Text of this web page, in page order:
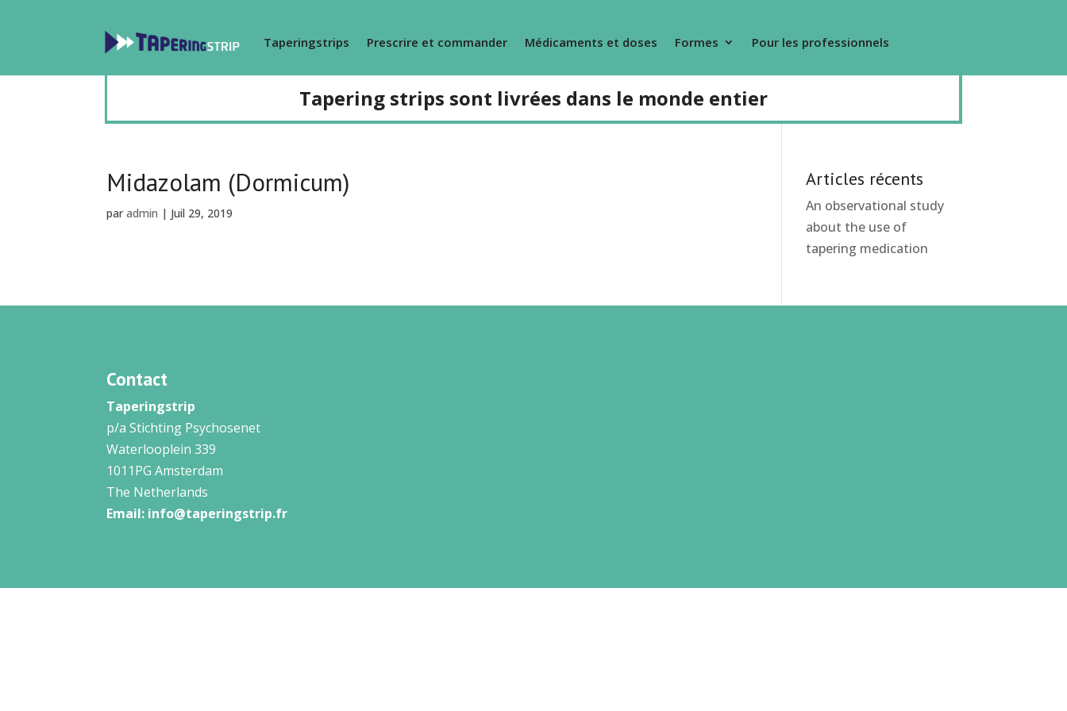
Taperingstrips Prescrire et commander Médicaments et doses Formes Pour les professionnels
Tapering strips sont livrées dans le monde entier
Midazolam (Dormicum)
paradmin | Juil 29, 2019
Articles récents
An observational study
about the use of
tapering medication
Contact
Taperingstrip
p/a Stichting Psychosenet
Waterlooplein 339
1011PG Amsterdam
The Netherlands
Email: info@taperingstrip.fr